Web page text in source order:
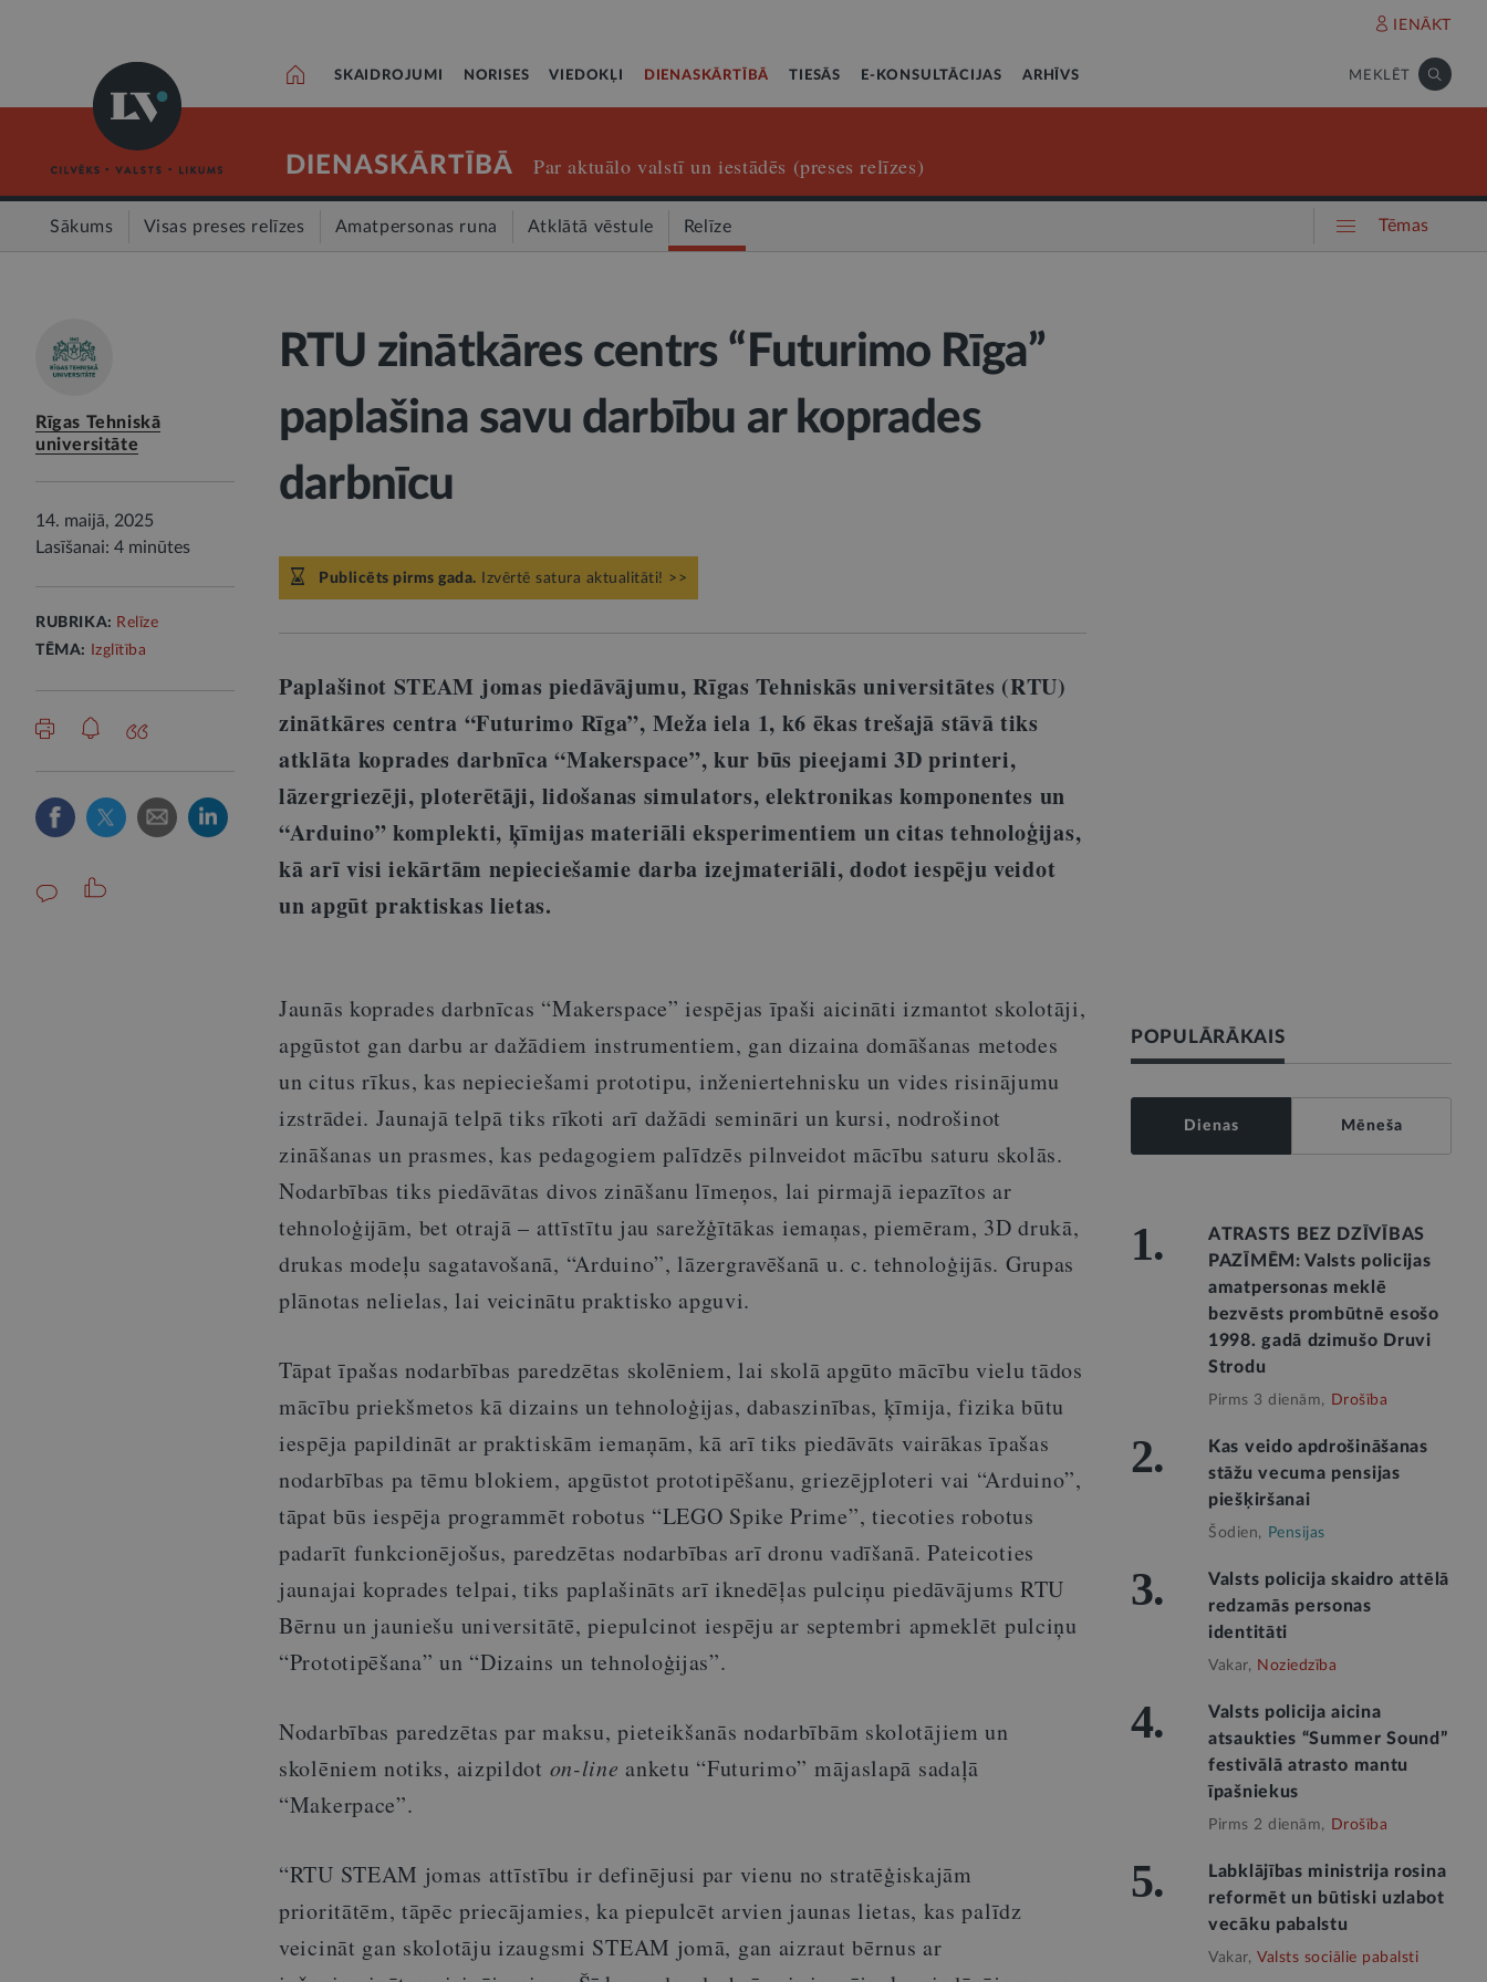
IENĀKT
SKAIDROJUMI NORISES VIEDOKĻI DIENASKĀRTĪBĀ TIESĀS E-KONSULTĀCIJAS ARHĪVS MEKLĒT
DIENASKĀRTĪBĀ Par aktuālo valstī un iestādēs (preses relīzes)
Sākums Visas preses relīzes Amatpersonas runa Atklātā vēstule Relīze Tēmas
Rīgas Tehniskā
universitāte
14. maijā, 2025
Lasīšanai: 4 minūtes
RUBRIKA: Relīze
TĒMA:
Izglītība
RTU zinātkāres centrs “Futurimo Rīga”
paplašina savu darbību ar koprades
darbnīcu
Publicēts pirms gada. Izvērtē satura aktualitāti! >>
Paplašinot STEAM jomas piedāvājumu, Rīgas Tehniskās universitātes (RTU)
zinātkāres centra “Futurimo Rīga”, Meža iela 1, k6 ēkas trešajā stāvā tiks
atklāta koprades darbnīca “Makerspace”, kur būs pieejami 3D printeri,
lāzergriezēji, ploterētāji, lidošanas simulators, elektronikas komponentes un
“Arduino” komplekti, ķīmijas materiāli eksperimentiem un citas tehnoloģijas,
kā arī visi iekārtām nepieciešamie darba izejmateriāli, dodot iespēju veidot
un apgūt praktiskas lietas.
Jaunās koprades darbnīcas “Makerspace” iespējas īpaši aicināti izmantot skolotāji,
apgūstot gan darbu ar dažādiem instrumentiem, gan dizaina domāšanas metodes
un citus rīkus, kas nepieciešami prototipu, inženiertehnisku un vides risinājumu
izstrādei. Jaunajā telpā tiks rīkoti arī dažādi semināri un kursi, nodrošinot
zināšanas un prasmes, kas pedagogiem palīdzēs pilnveidot mācību saturu skolās.
Nodarbības tiks piedāvātas divos zināšanu līmeņos, lai pirmajā iepazītos ar
tehnoloģijām, bet otrajā – attīstītu jau sarežģītākas iemaņas, piemēram, 3D drukā,
drukas modeļu sagatavošanā, “Arduino”, lāzergravēšanā u. c. tehnoloģijās. Grupas
plānotas nelielas, lai veicinātu praktisko apguvi.
Tāpat īpašas nodarbības paredzētas skolēniem, lai skolā apgūto mācību vielu tādos
mācību priekšmetos kā dizains un tehnoloģijas, dabaszinības, ķīmija, fizika būtu
iespēja papildināt ar praktiskām iemaņām, kā arī tiks piedāvāts vairākas īpašas
nodarbības pa tēmu blokiem, apgūstot prototipēšanu, griezējploteri vai “Arduino”,
tāpat būs iespēja programmēt robotus “LEGO Spike Prime”, tiecoties robotus
padarīt funkcionējošus, paredzētas nodarbības arī dronu vadīšanā. Pateicoties
jaunajai koprades telpai, tiks paplašināts arī iknedēļas pulciņu piedāvājums RTU
Bērnu un jauniešu universitātē, piepulcinot iespēju ar septembri apmeklēt pulciņu
“Prototipēšana” un “Dizains un tehnoloģijas”.
Nodarbības paredzētas par maksu, pieteikšanās nodarbībām skolotājiem un
skolēniem notiks, aizpildot on-line anketu “Futurimo” mājaslapā sadaļā
“Makerpace”.
“RTU STEAM jomas attīstību ir definējusi par vienu no stratēģiskajām
prioritātēm, tāpēc priecājamies, ka piepulcēt arvien jaunas lietas, kas palīdz
veicināt gan skolotāju izaugsmi STEAM jomā, gan aizraut bērnus ar
POPULĀRĀKAIS
Dienas Mēneša
1.
ATRASTS BEZ DZĪVĪBAS
PAZĪMĒM: Valsts policijas
amatpersonas meklē
bezvēsts prombūtnē esošo
1998. gadā dzimušo Druvi
Strodu
Pirms 3 dienām, Drošība
2.
Kas veido apdrošināšanas
stāžu vecuma pensijas
piešķiršanai
Šodien, Pensijas
3.
Valsts policija skaidro attēlā
redzamās personas
identitāti
Vakar, Noziedzība
4.
Valsts policija aicina
atsaukties “Summer Sound”
festivālā atrasto mantu
īpašniekus
Pirms 2 dienām, Drošība
5.
Labklājības ministrija rosina
reformēt un būtiski uzlabot
vecāku pabalstu
Vakar, Valsts sociālie pabalsti